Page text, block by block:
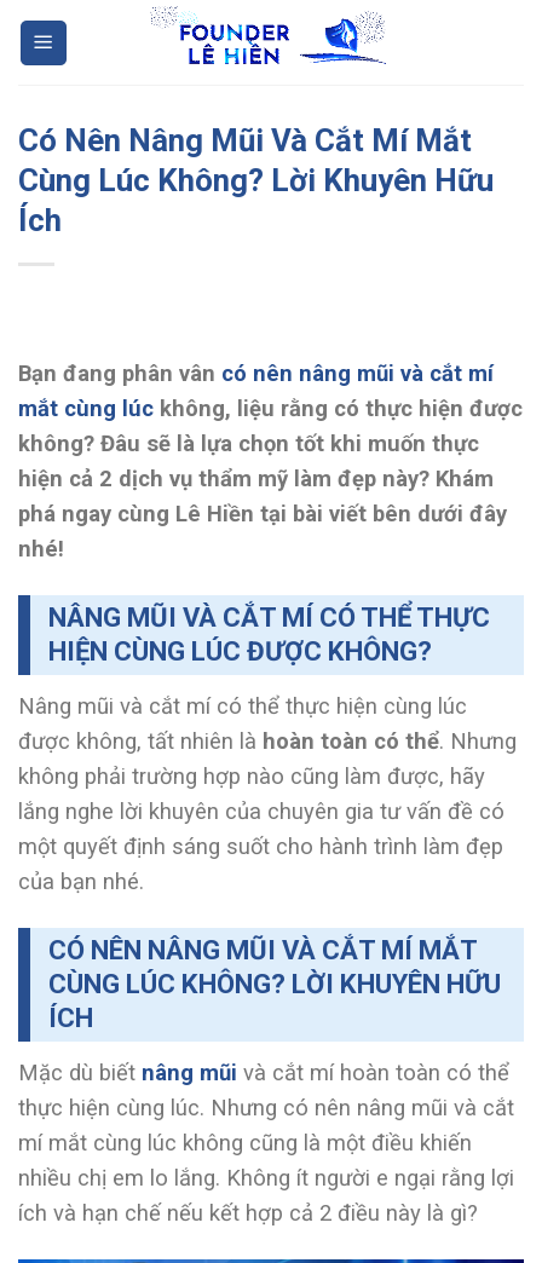
Skip
Có Nên Nâng Mũi Và Cắt Mí Mắt
Cùng Lúc Không? Lời Khuyên Hữu
Ích
Bạn đang phân vân có nên nâng mũi và cắt mí
mắt cùng lúc không, liệu rằng có thực hiện được
không? Đâu sẽ là lựa chọn tốt khi muốn thực
hiện cả 2 dịch vụ thẩm mỹ làm đẹp này? Khám
phá ngay cùng Lê Hiền tại bài viết bên dưới đây
nhé!
NÂNG MŨI VÀ CẮT MÍ CÓ THỂ THỰC
HIỆN CÙNG LÚC ĐƯỢC KHÔNG?
Nâng mũi và cắt mí có thể thực hiện cùng lúc
được không, tất nhiên là hoàn toàn có thể. Nhưng
không phải trường hợp nào cũng làm được, hãy
lắng nghe lời khuyên của chuyên gia tư vấn đề có
một quyết định sáng suốt cho hành trình làm đẹp
của bạn nhé.
CÓ NÊN NÂNG MŨI VÀ CẮT MÍ MẮT
CÙNG LÚC KHÔNG? LỜI KHUYÊN HỮU
ÍCH
Mặc dù biết nâng mũi và cắt mí hoàn toàn có thể
thực hiện cùng lúc. Nhưng có nên nâng mũi và cắt
mí mắt cùng lúc không cũng là một điều khiến
nhiều chị em lo lắng. Không ít người e ngại rằng lợi
ích và hạn chế nếu kết hợp cả 2 điều này là gì?